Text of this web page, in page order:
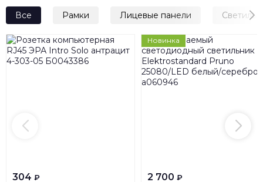
Все Рамки Лицевые панели
304 ₽
Новинка
2 700 ₽